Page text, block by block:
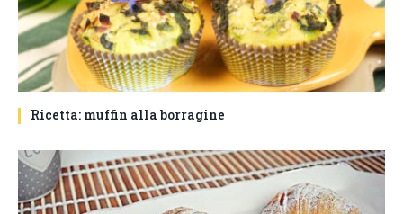
Ricetta: muffin alla borragine